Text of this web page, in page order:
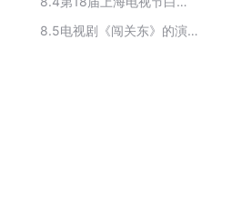
8.5
电视剧《闯关东》的演职人员